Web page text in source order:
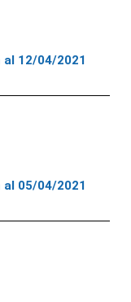
al 12/04/2021
al 05/04/2021